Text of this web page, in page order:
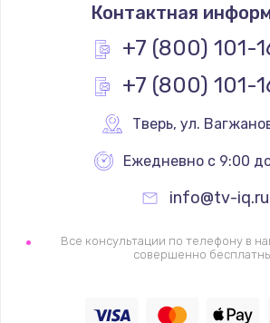
900 руб.
Заказать
900 руб.
Заказать
Не работает
1400 руб.
Восстановление цепи
Контактная
+7 (800) 101-
+7 (800) 101-
Тверь, ул.
Ежедневно с 9:00
info@tv-iq.ru
Все консультации по телефону в
совершенно